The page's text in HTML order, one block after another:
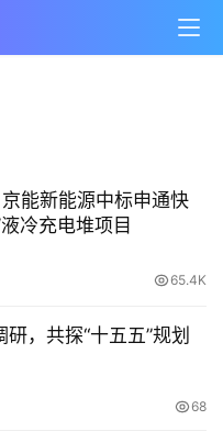
能新能源中标申通快
冷充电堆项目
65.4K
，共探“十五五”规划
68